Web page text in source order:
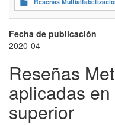
de
lengua
española
Fecha de publicación
2020-04
Reseñas
aplicadas
superior